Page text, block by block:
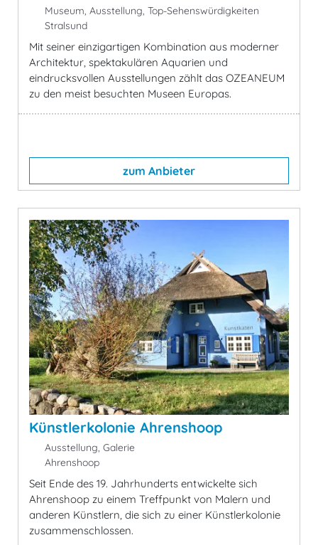
Museum, Ausstellung, Top-Sehenswürdigkeiten
Stralsund
Mit seiner einzigartigen Kombination aus moderner
Architektur, spektakulären Aquarien und
eindrucksvollen Ausstellungen zählt das OZEANEUM
zu den meist besuchten Museen Europas.
zum Anbieter
Künstlerkolonie Ahrenshoop
Ausstellung, Galerie
Ahrenshoop
Seit Ende des 19. Jahrhunderts entwickelte sich
Ahrenshoop zu einem Treffpunkt von Malern und
anderen Künstlern, die sich zu einer Künstlerkolonie
zusammenschlossen.